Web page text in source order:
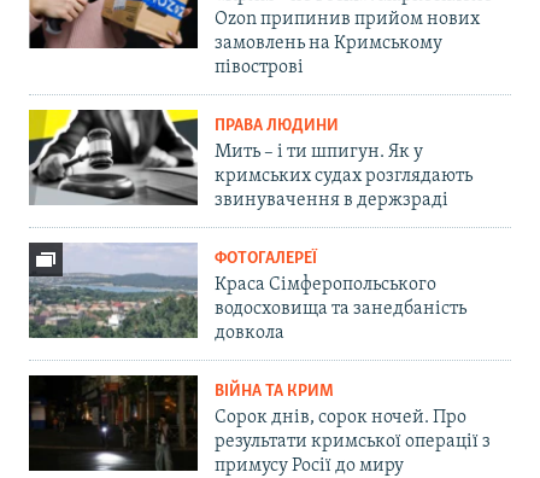
Ozon припинив прийом нових
замовлень на Кримському
півострові
ПРАВА ЛЮДИНИ
Мить – і ти шпигун. Як у
кримських судах розглядають
звинувачення в держзраді
ФОТОГАЛЕРЕЇ
Краса Сімферопольського
водосховища та занедбаність
довкола
ВІЙНА ТА КРИМ
Сорок днів, сорок ночей. Про
результати кримської операції з
примусу Росії до миру